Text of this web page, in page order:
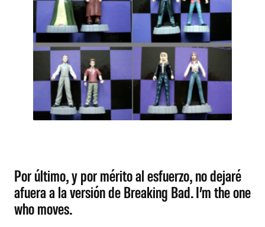
Por último, y por mérito al esfuerzo, no dejaré
afuera a la versión de Breaking Bad. I’m the one
who moves.